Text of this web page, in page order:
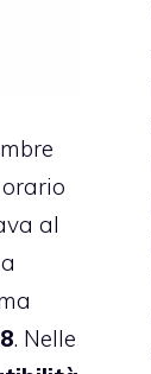
al
. Nelle